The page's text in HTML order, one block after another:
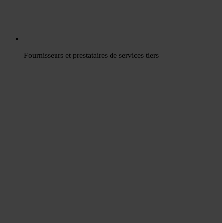
Fournisseurs et prestataires de services tiers